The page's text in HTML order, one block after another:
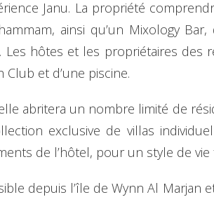
Janu. La propriété
ainsi qu’un Mixology
hôtes et les propriétaires des
Club et d’une piscine.
abritera un nombre limité de
exclusive de villas
de l’hôtel, pour un style de
depuis l’île de Wynn Al Marjan